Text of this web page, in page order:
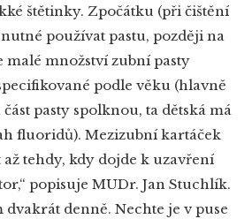
štětinky. Zpočátku (při čištění
používat pastu, později na
malé množství zubní pasty
podle věku (hlavně
pasty spolknou, ta dětská má
fluoridů). Mezizubní kartáček
až tehdy, kdy dojde k uzavření
popisuje MUDr. Jan Stuchlík.
dvakrát denně. Nechte je v puse